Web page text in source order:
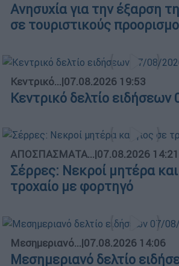
Ανησυχία για την έξαρση
σε τουριστικούς
Κεντρικό...|07.08.2026 19:53
Κεντρικό δελτίο
ΑΠΟΣΠΑΣΜΑΤΑ...|07.08.2026 14:21
Σέρρες: Νεκροί μητέρα και
τροχαίο με φορτηγό
Μεσημεριανό...|07.08.2026 14:06
Μεσημεριανό δελτίο